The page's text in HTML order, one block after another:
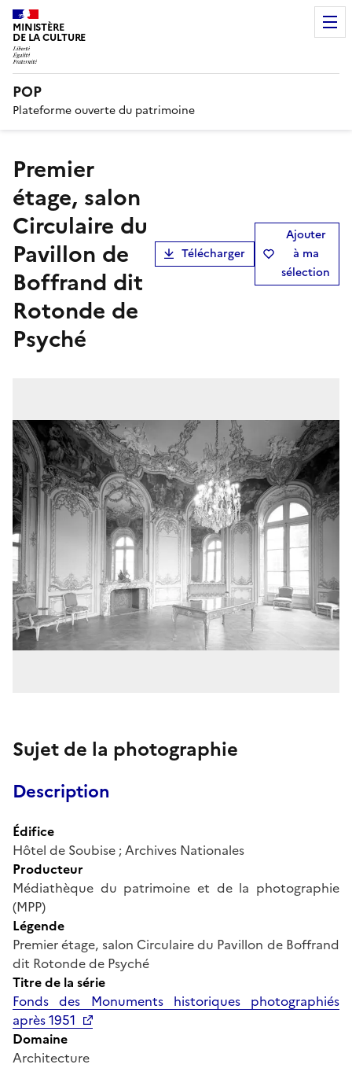
MINISTÈRE
DE LA CULTURE
POP
Plateforme ouverte du patrimoine
Premier
étage, salon
Circulaire du
Pavillon de
Boffrand dit
Rotonde de
Psyché
Télécharger
Ajouter
à ma
sélection
Sujet de la photographie
Description
Édifice
Hôtel de Soubise ; Archives Nationales
Producteur
Médiathèque du patrimoine et de la photographie
(MPP)
Légende
Premier étage, salon Circulaire du Pavillon de Boffrand
dit Rotonde de Psyché
Titre de la série
Fonds des Monuments historiques photographiés
après 1951
Domaine
Architecture